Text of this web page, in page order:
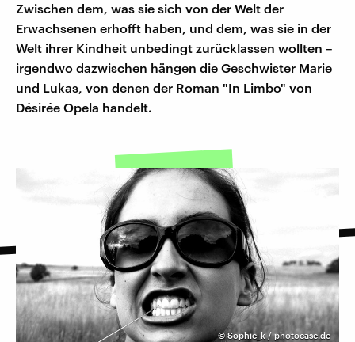
Zwischen dem, was sie sich von der Welt der
Erwachsenen erhofft haben, und dem, was sie in der
Welt ihrer Kindheit unbedingt zurücklassen wollten –
irgendwo dazwischen hängen die Geschwister Marie
und Lukas, von denen der Roman "In Limbo" von
Désirée Opela handelt.
©Sophie_k / photocase.de